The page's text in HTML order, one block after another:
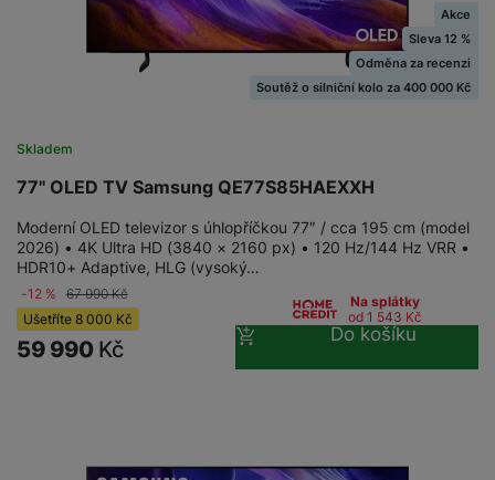
77" OLED TV Samsung QE77S85HAEXXH
Skladem
Akce
Sleva 12 %
Odměna za recenzi
Soutěž o silniční kolo za 400 000 Kč
Moderní OLED televizor s úhlopříčkou 77″ / cca 195 cm (model
2026) • 4K Ultra HD (3840 × 2160 px) • 120 Hz/144 Hz VRR •
HDR10+ Adaptive, HLG (vysoký…
-12 % 67 990Kč
Ušetříte 8 000 Kč
59 990 Kč
Na splátky
od 1 543 Kč
Do košíku